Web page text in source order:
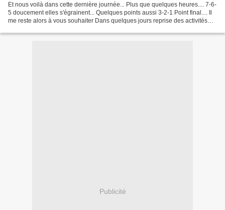
Et nous voilà dans cette dernière journée... Plus que quelques heures.... 7-6-
5 doucement elles s'égrainent... Quelques points aussi 3-2-1 Point final.... Il
me reste alors à vous souhaiter Dans quelques jours reprise des activités
Publicité